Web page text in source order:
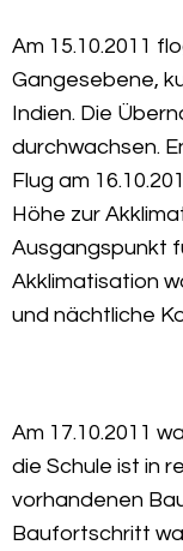
Am 15.10.2011
Gangesebene,
Indien. Die
durchwachsen.
Flug am
Höhe zur
Ausgangspunkt
Akklimatisation
und nächtliche
Am 17.10.2011
die Schule ist in
vorhandenen
Baufortschritt